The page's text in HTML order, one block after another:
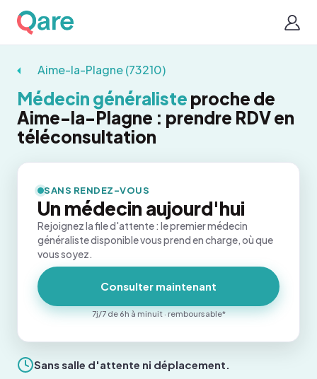
Aime-la-Plagne (73210)
Médecin généraliste proche de
Aime-la-Plagne : prendre RDV en
téléconsultation
Sans salle d'attente ni déplacement.
SANS RENDEZ-VOUS
Un médecin aujourd'hui
Rejoignez la file d'attente : le premier médecin
généraliste disponible vous prend en charge, où que
vous soyez.
Consulter maintenant
7j/7 de 6h à minuit · remboursable*